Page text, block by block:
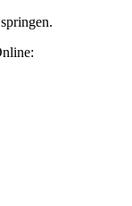
springen.